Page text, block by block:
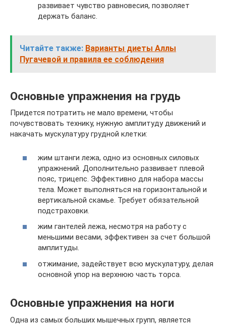
развивает чувство равновесия, позволяет
держать баланс.
Читайте также: Варианты диеты Аллы
Пугачевой и правила ее соблюдения
Основные упражнения на грудь
Придется потратить не мало времени, чтобы
почувствовать технику, нужную амплитуду движений и
накачать мускулатуру грудной клетки:
жим штанги лежа, одно из основных силовых
упражнений. Дополнительно развивает плевой
пояс, трицепс. Эффективно для набора массы
тела. Может выполняться на горизонтальной и
вертикальной скамье. Требует обязательной
подстраховки.
жим гантелей лежа, несмотря на работу с
меньшими весами, эффективен за счет большой
амплитуды.
отжимание, задействует всю мускулатуру, делая
основной упор на верхнюю часть торса.
Основные упражнения на ноги
Одна из самых больших мышечных групп, является